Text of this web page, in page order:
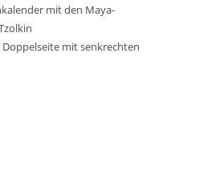
mit den Maya-
mit senkrechten